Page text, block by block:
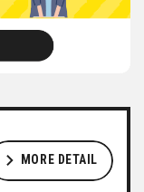
MORE DETAIL